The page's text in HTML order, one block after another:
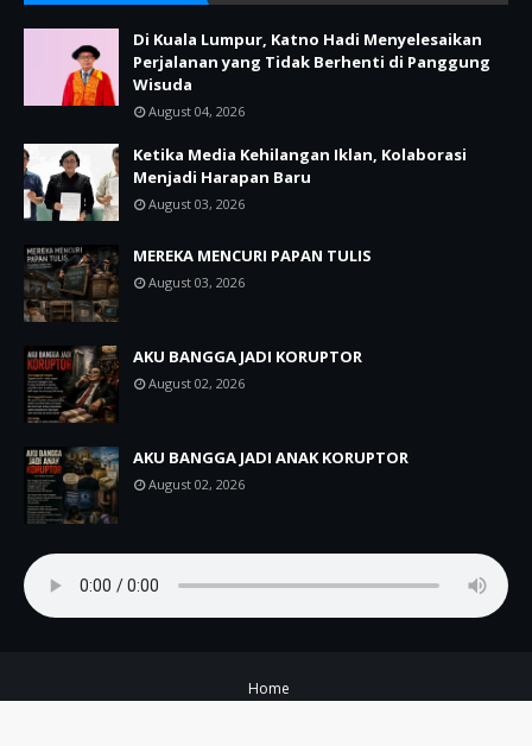
Di Kuala Lumpur, Katno Hadi Menyelesaikan
Perjalanan yang Tidak Berhenti di Panggung
Wisuda
August 04, 2026
Ketika Media Kehilangan Iklan, Kolaborasi
Menjadi Harapan Baru
August 03, 2026
MEREKA MENCURI PAPAN TULIS
August 03, 2026
AKU BANGGA JADI KORUPTOR
August 02, 2026
AKU BANGGA JADI ANAK KORUPTOR
August 02, 2026
Home